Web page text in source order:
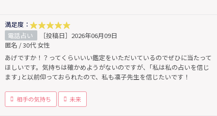
満足度：
電話占い
［投稿日］2026年06月09日
匿名 / 30代 女性
あげですか！？ってくらいいい鑑定をいただいているのでぜひに当たって
ほしいです。気持ちは確かめようがないのですが、｢私は私の占いを信じ
ます｣と以前仰っておられたので、私も凛子先生を信じたいです！
相手の気持ち 未来